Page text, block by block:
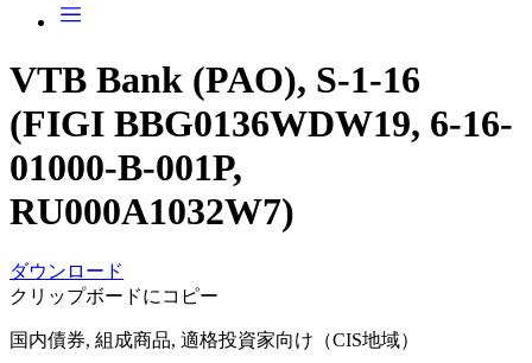
VTB Bank (PAO), S-1-16
(FIGI BBG0136WDW19, 6-16-
01000-B-001P,
RU000A1032W7)
ダウンロード
クリップボードにコピー
国内債券, 組成商品, 適格投資家向け（CIS地域）